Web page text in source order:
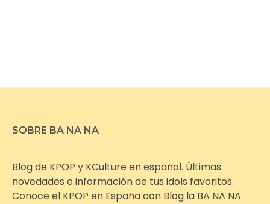
SOBRE BA NA NA
Blog de KPOP y KCulture en español. Últimas
novedades e información de tus idols favoritos.
Conoce el KPOP en España con Blog la BA NA NA.